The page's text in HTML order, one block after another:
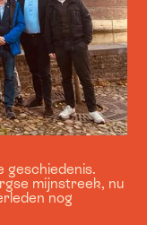
geschiedenis.
mijnstreek, nu
nog